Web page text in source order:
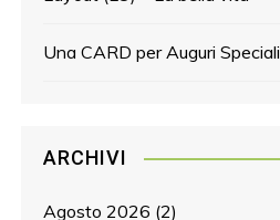
Una CARD per Auguri Speciali
ARCHIVI
Agosto 2026 (2)